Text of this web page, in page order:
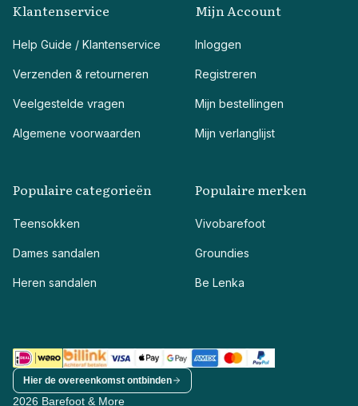
Klantenservice
Help Guide / Klantenservice
Verzenden & retourneren
Veelgestelde vragen
Algemene voorwaarden
Mijn Account
Inloggen
Registreren
Mijn bestellingen
Mijn verlanglijst
Populaire categorieën
Teensokken
Dames sandalen
Heren sandalen
Populaire merken
Vivobarefoot
Groundies
Be Lenka
2026 Barefoot & More
Hier de overeenkomst ontbinden